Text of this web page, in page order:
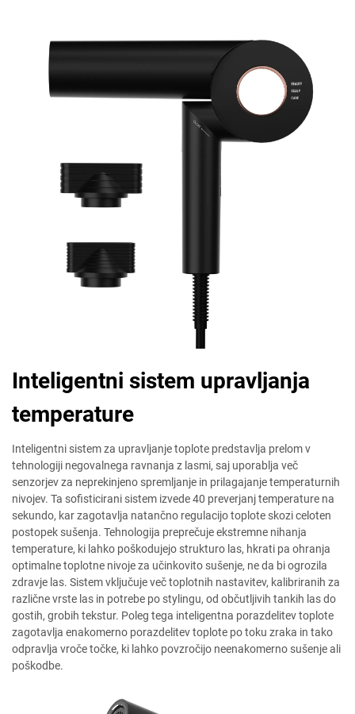
Inteligentni sistem upravljanja
temperature
Inteligentni sistem za upravljanje toplote predstavlja prelom v
tehnologiji negovalnega ravnanja z lasmi, saj uporablja več
senzorjev za neprekinjeno spremljanje in prilagajanje temperaturnih
nivojev. Ta sofisticirani sistem izvede 40 preverjanj temperature na
sekundo, kar zagotavlja natančno regulacijo toplote skozi celoten
postopek sušenja. Tehnologija preprečuje ekstremne nihanja
temperature, ki lahko poškodujejo strukturo las, hkrati pa ohranja
optimalne toplotne nivoje za učinkovito sušenje, ne da bi ogrozila
zdravje las. Sistem vključuje več toplotnih nastavitev, kalibriranih za
različne vrste las in potrebe po stylingu, od občutljivih tankih las do
gostih, grobih tekstur. Poleg tega inteligentna porazdelitev toplote
zagotavlja enakomerno porazdelitev toplote po toku zraka in tako
odpravlja vroče točke, ki lahko povzročijo neenakomerno sušenje ali
poškodbe.